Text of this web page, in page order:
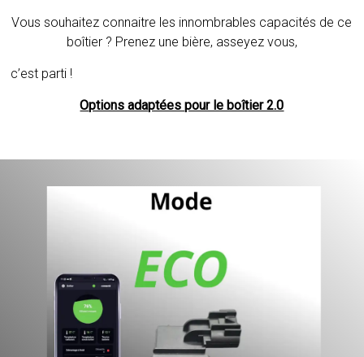
Vous souhaitez connaitre les innombrables capacités de ce
boîtier ? Prenez une bière, asseyez vous,
c’est parti !
Options adaptées pour le boîtier 2.0